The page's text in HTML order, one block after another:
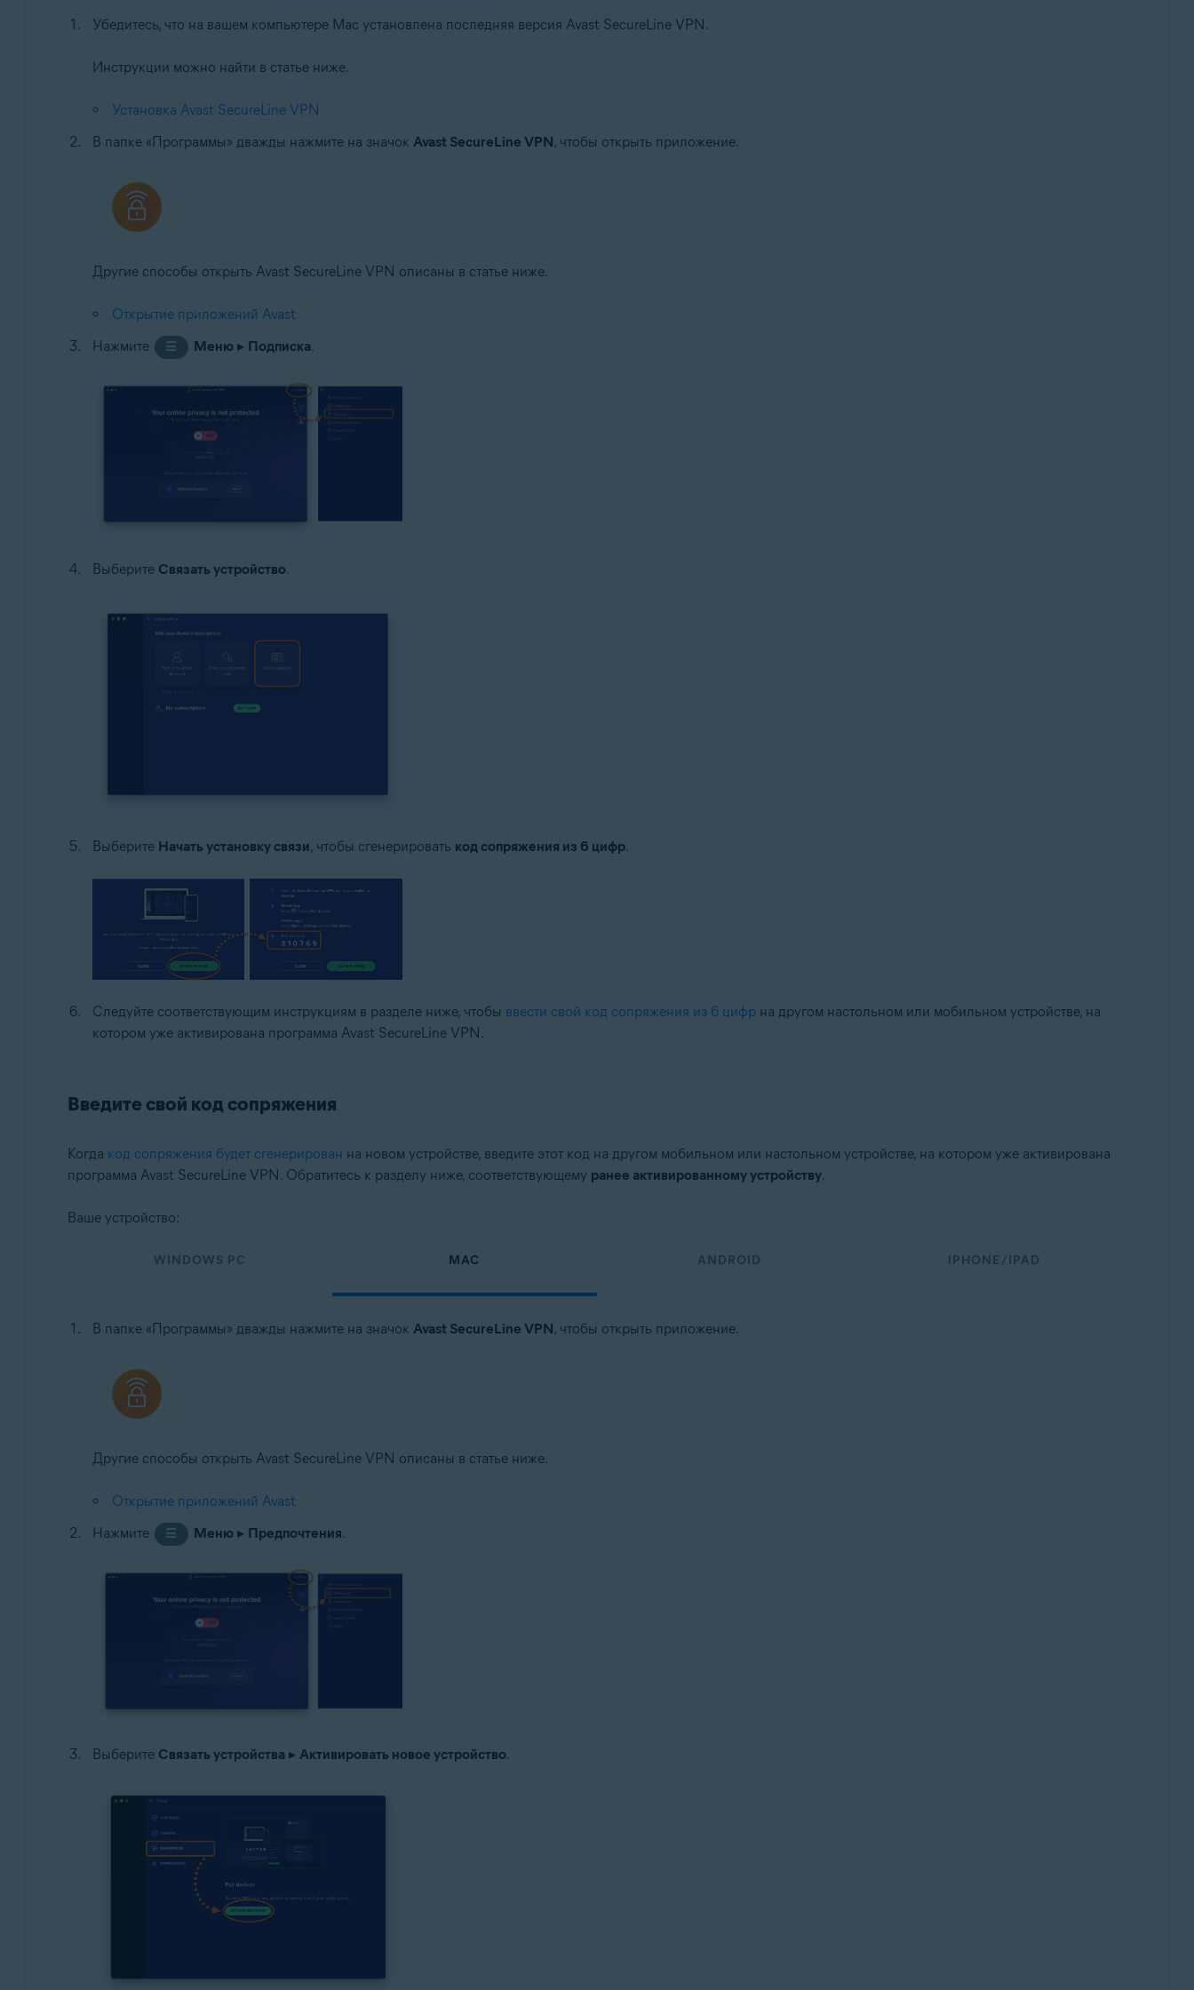
Apple iOS 14.0 или более поздняя версия
Убедитесь, что на вашем компьютере Mac установлена последняя версия Avast SecureLine VPN.
Инструкции можно найти в статье ниже.
Установка Avast SecureLine VPN
В папке «Программы» дважды нажмите на значок Avast SecureLine VPN, чтобы открыть приложение.
Другие способы открыть Avast SecureLine VPN описаны в статье ниже.
Открытие приложений Avast
Нажмите
☰ Меню ▸ Подписка.
Выберите Связать устройство.
Выберите Начать установку связи, чтобы сгенерировать код сопряжения из 6 цифр.
Следуйте соответствующим инструкциям в разделе ниже, чтобы ввести свой код сопряжения из 6 цифрна другом настольном или мобильном устройстве, на
котором уже активирована программа Avast SecureLine VPN.
Введите свой код сопряжения
Когда код сопряжения будет сгенерирован на новом устройстве, введите этот код на другом мобильном или настольном устройстве, на котором уже активирована
программа Avast SecureLine VPN. Обратитесь к разделу ниже, соответствующему ранее активированному устройству.
Ваше устройство:
WINDOWS PC MAC ANDROID IPHONE/IPAD
В папке «Программы» дважды нажмите на значок Avast SecureLine VPN, чтобы открыть приложение.
Другие способы открыть Avast SecureLine VPN описаны в статье ниже.
Открытие приложений Avast
Нажмите
☰ Меню ▸ Предпочтения.
Выберите Связать устройства▸ Активировать новое устройство.